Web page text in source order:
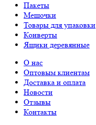
Пакеты
Мешочки
Товары для упаковки
Конверты
Ящики деревянные
О нас
Оптовым клиентам
Доставка и оплата
Новости
Отзывы
Контакты